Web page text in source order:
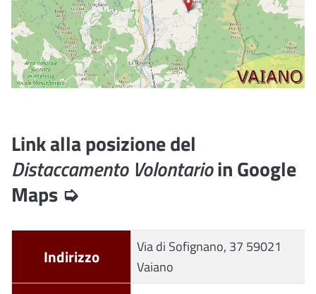
Link alla posizione del
Distaccamento Volontarioin Google
Maps ➭
Indirizzo
Via di Sofignano, 37 59021
Vaiano